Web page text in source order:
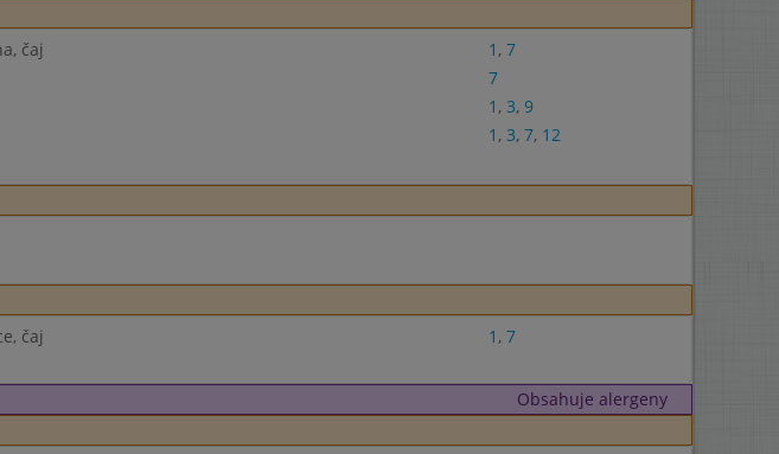
čaj 1 , 7
7
1 , 3, 9
1 , 3, 7, 12
čaj 1 , 7
Obsahuje alergeny